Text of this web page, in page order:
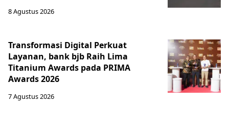
8 Agustus 2026
Transformasi Digital Perkuat
Layanan, bank bjb Raih Lima
Titanium Awards pada PRIMA
Awards 2026
7 Agustus 2026